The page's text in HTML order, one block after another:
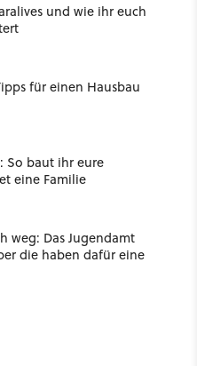
und wie ihr euch
für einen Hausbau
So baut ihr eure
eine Familie
weg: Das Jugendamt
die haben dafür eine